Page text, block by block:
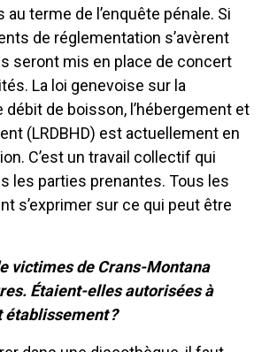
terme de l’enquête pénale. Si
de réglementation s’avèrent
seront mis en place de concert
La loi genevoise sur la
débit de boisson, l’hébergement et
(LRDBHD) est actuellement en
C’est un travail collectif qui
les parties prenantes. Tous les
s’exprimer sur ce qui peut être
victimes de Crans-Montana
Étaient-elles autorisées à
établissement ?